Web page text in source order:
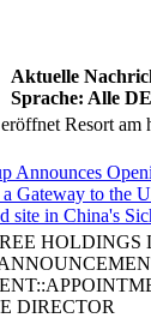
Aktuelle
Sprache: Alle DE
eröffnet Resort am
Announces
Gateway to the
site in China's
HOLDINGS
DIRECTOR